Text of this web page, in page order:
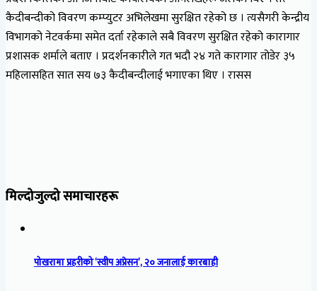
कैदीबन्दीको विवरण कम्प्युटर अभिलेखमा सुरक्षित रहेको छ । त्यसैगरी केन्द्रीय
विभागको नेटवर्कमा समेत दर्ता रहेकाले सबै विवरण सुरक्षित रहेको कारागार
प्रशासक शर्माले बताए । प्रदर्शनकारीले गत भदौ २४ गते कारागार तोडेर ३५
महिलासहित सात सय ७३ कैदीबन्दीलाई भगाएका थिए । रासस
मिल्दोजुल्दो समाचारहरू
पोखरामा प्रहरीको ‘स्वीप अप्रेसन’, २० जनालाई कारबाही